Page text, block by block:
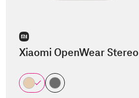
Xiaomi OpenWear Stereo